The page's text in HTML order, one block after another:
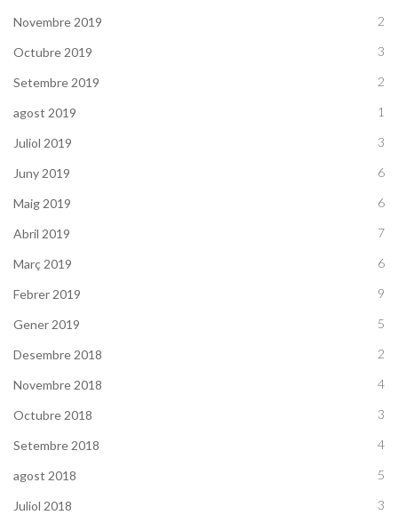
Novembre 2019 2
Octubre 2019 3
Setembre 2019 2
agost 2019 1
Juliol 2019 3
Juny 2019 6
Maig 2019 6
Abril 2019 7
Març 2019 6
Febrer 2019 9
Gener 2019 5
Desembre 2018 2
Novembre 2018 4
Octubre 2018 3
Setembre 2018 4
agost 2018 5
Juliol 2018 3